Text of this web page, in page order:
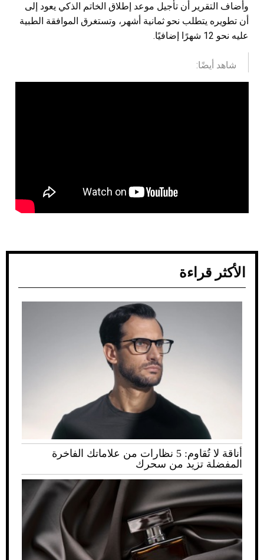
وأضاف التقرير أن تأجيل موعد إطلاق الخاتم الذكي يعود إلى
أن تطويره يتطلب نحو ثمانية أشهر، وتستغرق الموافقة الطبية
عليه نحو 12 شهرًا إضافيًا.
شاهد أيضًا:
الأكثر قراءة
أناقة لا تُقاوم: 5 نظارات من علاماتك الفاخرة
المفضلة تزيد من سحرك